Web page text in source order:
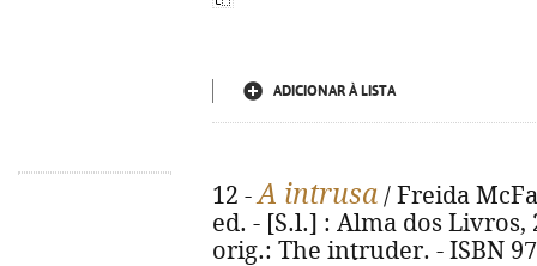
ADICIONAR À LISTA
12 -A intrusa / Freida
ed. - [S.l.] : Alma dos Livros,
orig.: The intruder. - ISBN